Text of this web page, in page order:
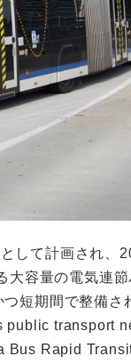
して計画され、
容量の電気連
短期間で整備さ
transport
Rapid